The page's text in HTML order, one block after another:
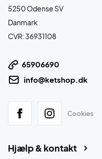
5250 Odense SV
Danmark
CVR: 36931108
65906690
info@ketshop.dk
Cookies
Hjælp & kontakt